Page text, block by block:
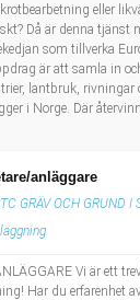
eller
Då är denna tjänst
som tillverka
är att samla in
lantbruk, rivningar
i Norge. Där
anläggare
GRÄV OCH GRUND I
Vi är ett
Har du erfarenhet